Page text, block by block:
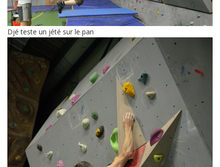
Djé teste un jété sur le pan